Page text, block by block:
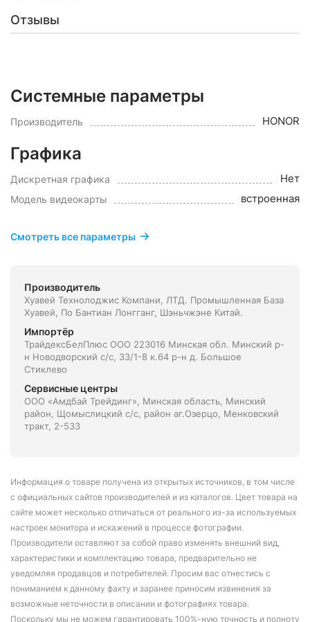
Отзывы
Системные параметры
Производитель HONOR
Графика
Дискретная графика Нет
Модель видеокарты встроенная
Смотреть все параметры
Производитель
Хуавей Технолоджис Компани, ЛТД. Промышленная База
Хуавей, По Бантиан Лонгганг, Шэньчжэне Китай.
Импортёр
ТрайдексБелПлюс ООО 223016 Минская обл. Минский р-
н Новодворский с/с, 33/1-8 к.64 р-н д. Большое
Стиклево
Сервисные центры
ООО «Амдбай Трейдинг», Минская область, Минский
район, Щомыслицкий с/с, район аг.Озерцо, Менковский
тракт, 2-533
Информация о товаре получена из открытых источников, в том числе
с официальных сайтов производителей и из каталогов. Цвет товара на
сайте может несколько отличаться от реального из-за используемых
настроек монитора и искажений в процессе фотографии.
Производители оставляют за собой право изменять внешний вид,
характеристики и комплектацию товара, предварительно не
уведомляя продавцов и потребителей. Просим вас отнестись с
пониманием к данному факту и заранее приносим извинения за
возможные неточности в описании и фотографиях товара.
Поскольку мы не можем гарантировать 100%-ную точность и полноту